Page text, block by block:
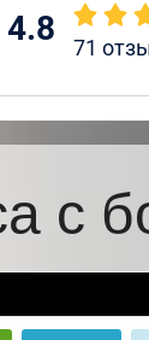
4.8 71
с